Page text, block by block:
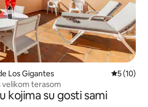
Los Gigantes Prosječna
5 (10)
velikom terasom
kojima su gosti sami